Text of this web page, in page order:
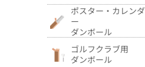
ポスター・カレンダ
ー
ダンボール
ゴルフクラブ用
ダンボール